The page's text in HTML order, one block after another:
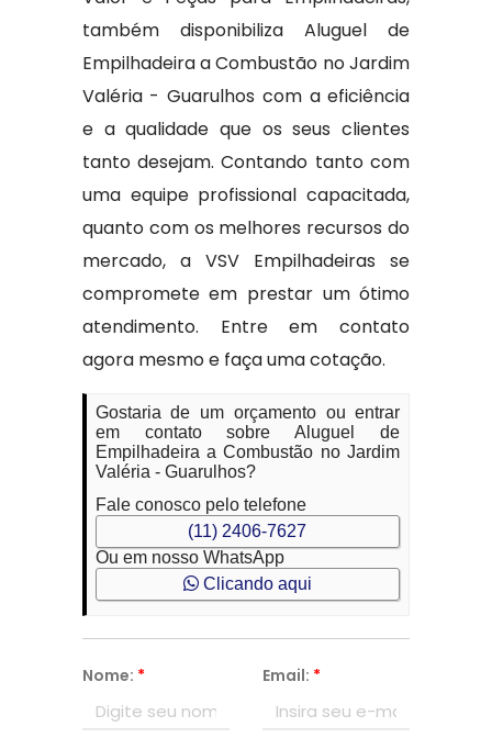
também disponibiliza Aluguel de
Empilhadeira a Combustão no Jardim
Valéria - Guarulhos com a eficiência
e a qualidade que os seus clientes
tanto desejam. Contando tanto com
uma equipe profissional capacitada,
quanto com os melhores recursos do
mercado, a VSV Empilhadeiras se
compromete em prestar um ótimo
atendimento. Entre em contato
agora mesmo e faça uma cotação.
Gostaria de um orçamento ou entrar
em contato sobre Aluguel de
Empilhadeira a Combustão no Jardim
Valéria - Guarulhos?
Fale conosco pelo telefone
(11) 2406-7627
Ou em nosso WhatsApp
Clicando aqui
Nome: * Email: *